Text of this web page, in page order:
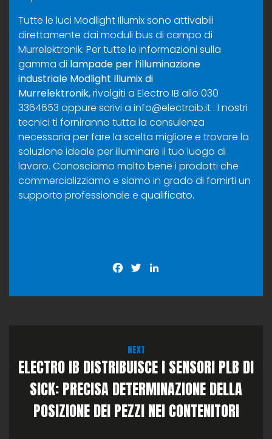
Tutte le luci Modlight Illumix sono attivabili
direttamente dai moduli bus di campo di
Murrelektronik. Per tutte le informazioni sulla
gamma di lampade per l’illuminazione
industriale Modlight Illumix di
Murrelektronik,rivolgiti a Electro IB allo 030
3364653 oppure scrivi a info@electroib.it . I nostri
tecnici ti forniranno tutta la consulenza
necessaria per fare la scelta migliore e trovare la
soluzione ideale per illuminare il tuo luogo di
lavoro. Conosciamo molto bene i prodotti che
commercializziamo e siamo in grado di fornirti un
supporto professionale e qualificato.
Facebook
Twitter
NEXT
ELECTRO IB DISTRIBUISCE I SENSORI PLB DI
SICK: PRECISA DETERMINAZIONE DELLA
POSIZIONE DEI PEZZI NEI CONTENITORI